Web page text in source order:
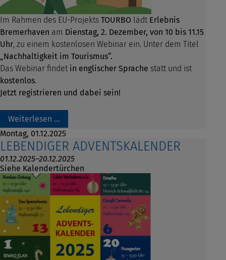
Im Rahmen des EU-Projekts TOURBO lädt Erlebnis
Bremerhaven am Dienstag, 2. Dezember, von 10 bis 11.15
Uhr , zu einem kostenlosen Webinar ein. Unter dem Titel
„Nachhaltigkeit im Tourismus“.
Das Webinar findet in englischer Sprache statt und ist
kostenlos.
Jetzt registrieren und dabei sein!
Weiterlesen …
Montag, 01.12.2025
LEBENDIGER ADVENTSKALENDER
01.12.2025–20.12.2025
Siehe Kalendertürchen